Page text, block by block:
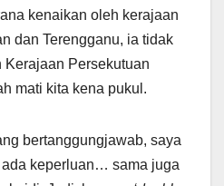
kenaikan oleh kerajaan
dan Terengganu, ia tidak
Persekutuan
mati kita kena pukul.
bertanggungjawab, saya
keperluan… sama juga